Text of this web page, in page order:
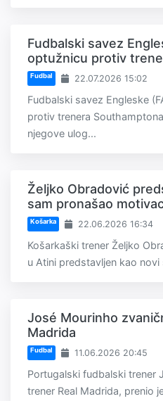
Fudbalski savez
optužnicu protiv
Fudbal 22.07.2026 15:02
Fudbalski savez Engleske
protiv trenera
njegove ulog...
Željko Obradović
sam pronašao
Košarka 22.06.2026 16:34
Košarkaški trener Željko
u Atini predstavljen kao novi
José Mourinho
Madrida
Fudbal 11.06.2026 20:45
Portugalski fudbalski trener
trener Real Madrida, prenio